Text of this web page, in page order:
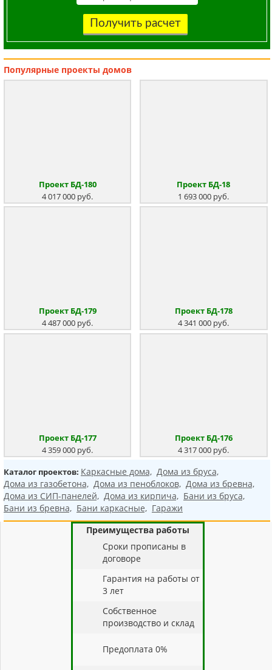
Получить расчет
Популярные проекты домов
Проект БД-180
4 017 000 руб.
Проект БД-18
1 693 000 руб.
Проект БД-179
4 487 000 руб.
Проект БД-178
4 341 000 руб.
Проект БД-177
4 359 000 руб.
Проект БД-176
4 317 000 руб.
Каталог проектов: Каркасные дома, Дома из бруса,
Дома из газобетона, Дома из пеноблоков, Дома из бревна,
Дома из СИП-панелей, Дома из кирпича, Бани из бруса,
Бани из бревна, Бани каркасные, Гаражи
Преимущества работы
Cроки прописаны в
договоре
Гарантия на работы от
3 лет
Собственное
производство и склад
Предоплата 0%